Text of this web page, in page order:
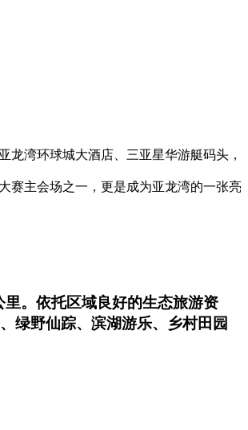
湾环球城大酒店、三亚星华游艇码头，
赛主会场之一，更是成为亚龙湾的一张亮
。依托区域良好的生态旅游资
绿野仙踪、滨湖游乐、乡村田园